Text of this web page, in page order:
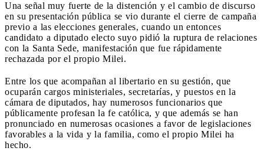
Una señal muy fuerte de la distención y el cambio de discurso
en su presentación pública se vio durante el cierre de campaña
previo a las elecciones generales, cuando un entonces
candidato a diputado electo suyo pidió la ruptura de relaciones
con la Santa Sede, manifestación que fue rápidamente
rechazada por el propio Milei.
Entre los que acompañan al libertario en su gestión, que
ocuparán cargos ministeriales, secretarías, y puestos en la
cámara de diputados, hay numerosos funcionarios que
públicamente profesan la fe católica, y que además se han
pronunciado en numerosas ocasiones a favor de legislaciones
favorables a la vida y la familia, como el propio Milei ha
hecho.